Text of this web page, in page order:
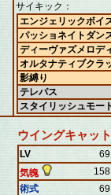
サイキック：
エンジェリックボイ
パッショネイトダン
ディーヴァズメロデ
オルタナティブクラ
影縛り
テレパス
スタイリッシュモー
ウイングキャッ
LV 69
気魄
158
術式
69